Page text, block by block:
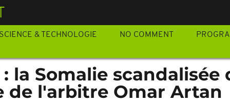
SCIENCE & TECHNOLOGIE NO COMMENT
la Somalie scandalisée
de l'arbitre Omar Artan